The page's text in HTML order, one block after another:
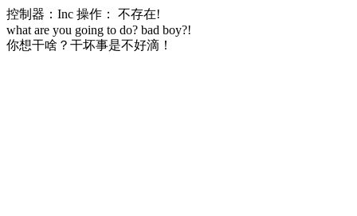
控制器：Inc 操作： 不存在!
what are you going to do? bad boy?!
你想干啥？干坏事是不好滴！